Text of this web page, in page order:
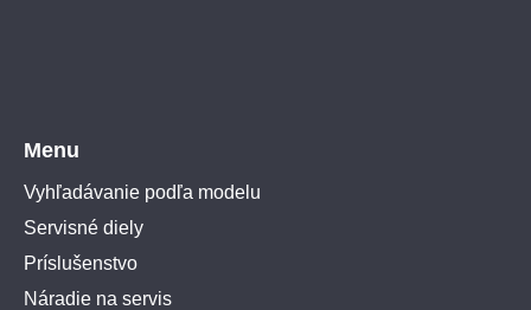
Menu
Vyhľadávanie podľa modelu
Servisné diely
Príslušenstvo
Náradie na servis